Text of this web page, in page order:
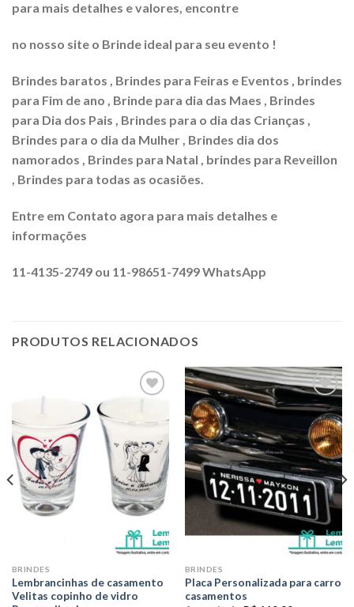
para mais detalhes e valores, encontre
no nosso site o Brinde ideal para seu evento !
Brindes baratos , Brindes para Feiras e Eventos , brindes
para Fim de ano , Brinde para dia das Maes , Brindes
para Dia dos Pais , Brindes para o dia das Crianças ,
Brindes para o dia da Mulher , Brindes dia dos
namorados , Brindes para Natal , brindes para Reveillon
, Brindes para todas as ocasiões.
Entre em Contato agora para mais detalhes e
informações
11-4135-2749 ou 11-98651-7499 WhatsApp
PRODUTOS RELACIONADOS
desejos
BRINDES
Lembrancinhas de casamento
Velitas copinho de vidro
Adicionar
aos meus
desejos
BRINDES
Placa Personalizada para carro
casamentos